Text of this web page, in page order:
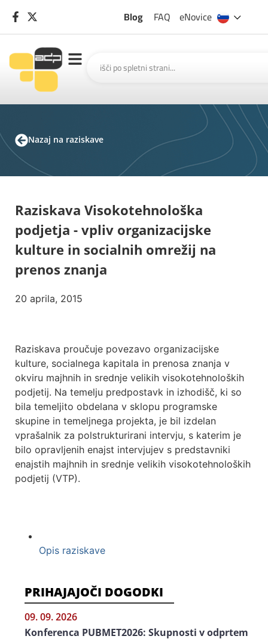
Blog FAQ eNovice
Nazaj na raziskave
Raziskava Visokotehnološka
podjetja - vpliv organizacijske
kulture in socialnih omrežij na
prenos znanja
20 aprila, 2015
Raziskava proučuje povezavo organizacijske
kulture, socialnega kapitala in prenosa znanja v
okviru majhnih in srednje velikih visokotehnoloških
podjetij. Na temelju predpostavk in izhodišč, ki so
bila temeljito obdelana v sklopu programske
skupine in temeljnega projekta, je bil izdelan
vprašalnik za polstrukturirani intervju, s katerim je
bilo opravljenih enajst intervjujev s predstavniki
enajstih majhnih in srednje velikih visokotehnoloških
podjetij (VTP).
Opis raziskave
PRIHAJAJOČI DOGODKI
09. 09. 2026
Konferenca PUBMET2026: Skupnosti v odprtem